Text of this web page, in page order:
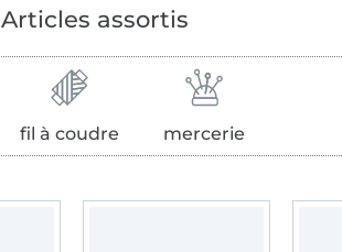
Articles assortis
fil à coudre mercerie